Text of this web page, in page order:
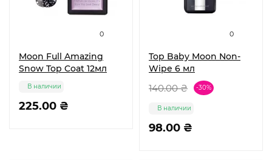
0
Moon Full Amazing
Snow Top Coat 12мл
225.00 ₴
В наличии
0
Top Baby Moon Non-
Wipe 6 мл
140.00 ₴ -30%
98.00 ₴
В наличии